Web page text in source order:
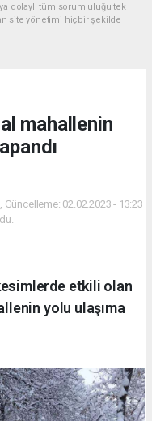
dolaylı tüm sorumluluğu tek
site yönetimi hiçbir şekilde
mahallenin
Güncelleme: 02.02.2023 - 13:23
etkili olan
yolu ulaşıma